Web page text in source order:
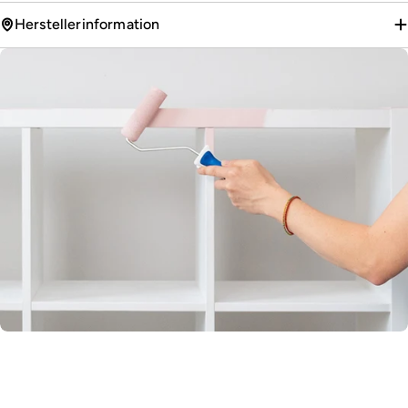
Herstellerinformation